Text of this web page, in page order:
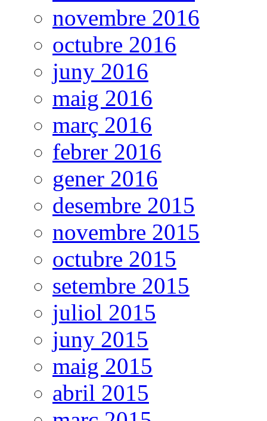
novembre 2016
octubre 2016
juny 2016
maig 2016
març 2016
febrer 2016
gener 2016
desembre 2015
novembre 2015
octubre 2015
setembre 2015
juliol 2015
juny 2015
maig 2015
abril 2015